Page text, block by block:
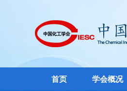
首页 学会概况